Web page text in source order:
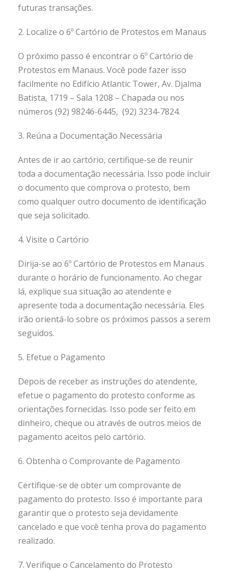
futuras transações.
2. Localize o 6º Cartório de Protestos em Manaus
O próximo passo é encontrar o 6º Cartório de
Protestos em Manaus. Você pode fazer isso
facilmente no Edifício Atlantic Tower, Av. Djalma
Batista, 1719 – Sala 1208 – Chapada ou nos
números (92) 98246-6445, (92) 3234-7824.
3. Reúna a Documentação Necessária
Antes de ir ao cartório, certifique-se de reunir
toda a documentação necessária. Isso pode incluir
o documento que comprova o protesto, bem
como qualquer outro documento de identificação
que seja solicitado.
4. Visite o Cartório
Dirija-se ao 6º Cartório de Protestos em Manaus
durante o horário de funcionamento. Ao chegar
lá, explique sua situação ao atendente e
apresente toda a documentação necessária. Eles
irão orientá-lo sobre os próximos passos a serem
seguidos.
5. Efetue o Pagamento
Depois de receber as instruções do atendente,
efetue o pagamento do protesto conforme as
orientações fornecidas. Isso pode ser feito em
dinheiro, cheque ou através de outros meios de
pagamento aceitos pelo cartório.
6. Obtenha o Comprovante de Pagamento
Certifique-se de obter um comprovante de
pagamento do protesto. Isso é importante para
garantir que o protesto seja devidamente
cancelado e que você tenha prova do pagamento
realizado.
7. Verifique o Cancelamento do Protesto